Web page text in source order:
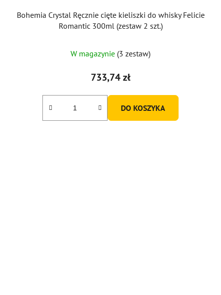
Bohemia Crystal Ręcznie cięte kieliszki do whisky Felicie
Romantic 300ml (zestaw 2 szt.)
W magazynie (3 zestaw)
733,74 zł
DO KOSZYKA